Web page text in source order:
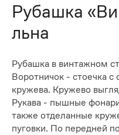
Рубашка
льна
Рубашка в винтажном
Воротничок - стоечка с
кружева. Кружево
Рукава - пышные
также отделанные
пуговки. По передней